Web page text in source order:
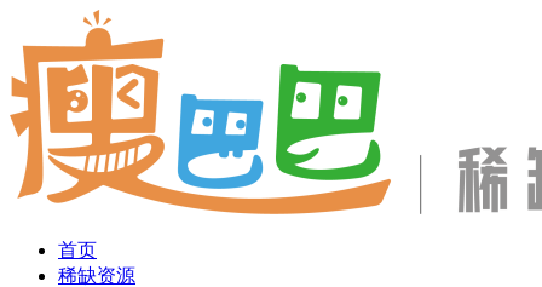
首页
稀缺资源